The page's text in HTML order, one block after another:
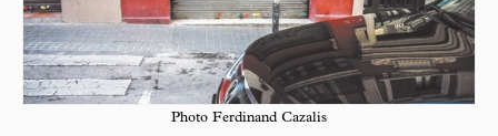
Photo Ferdinand Cazalis